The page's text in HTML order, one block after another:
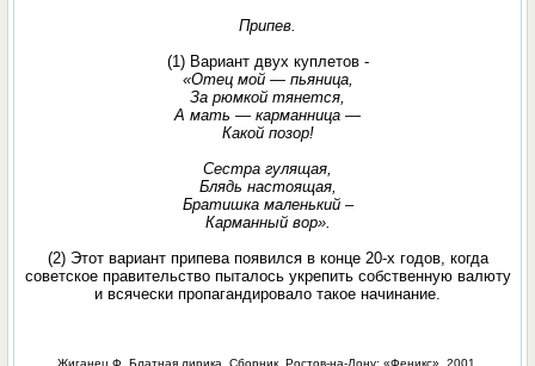
Припев.
(1) Вариант двух куплетов -
«Отец мой — пьяница,
За рюмкой тянется,
А мать — карманница —
Какой позор!
Сестра гулящая,
Блядь настоящая,
Братишка маленький –
Карманный вор».
(2) Этот вариант припева появился в конце 20-х годов, когда
советское правительство пыталось укрепить собственную валюту
и всячески пропагандировало такое начинание.
Жиганец Ф. Блатная лирика. Сборник. Ростов-на-Дону: «Феникс», 2001.